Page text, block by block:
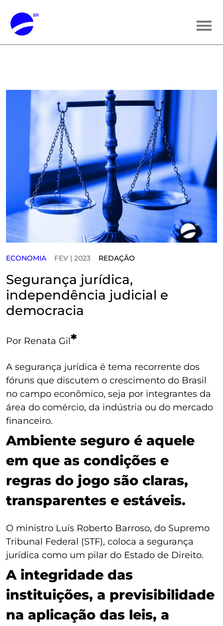
ECONOMIA FEV | 2023 REDAÇÃO
Segurança jurídica,
independência judicial e
democracia
Por Renata Gil*
A segurança jurídica é tema recorrente dos
fóruns que discutem o crescimento do Brasil
no campo econômico, seja por integrantes da
área do comércio, da indústria ou do mercado
financeiro.
Ambiente seguro é aquele
em que as condições e
regras do jogo são claras,
transparentes e estáveis.
O ministro Luís Roberto Barroso, do Supremo
Tribunal Federal (STF), coloca a segurança
jurídica como um pilar do Estado de Direito.
A integridade das
instituições, a previsibilidade
na aplicação das leis, a